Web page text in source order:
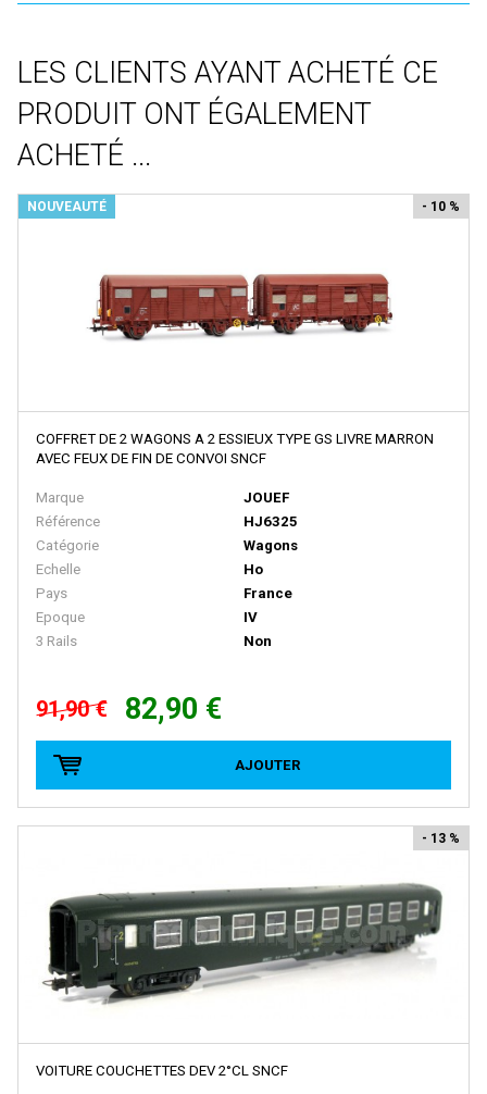
Wagons
AS
Atelier Debelleyme
ATHEARN
ATLAS
AZAR MODELS
BACHMANN
BALLAN
BASSETT LOWKE
BEMO
BERLINPLAST
BLMA
BLUFORD SHOPS
B MODELS
BOS-MODELS
BRAMOS
BRANCHLINE TRAINS
BRAWA
BROADWAY LIMITED IMPORT
LES CLIENTS AYANT ACHETÉ CE
PRODUIT ONT ÉGALEMENT
ACHETÉ ...
NOUVEAUTÉ
COFFRET DE 2 WAGONS A 2 ESSIEUX TYPE GS LIVRE MARRON
AVEC FEUX DE FIN DE CONVOI SNCF
Marque
JOUEF
Référence
HJ6325
Catégorie
Wagons
Echelle
Ho
Pays
France
Epoque
IV
3 Rails
Non
- 10 %
91,90 € 82,90 €
AJOUTER
VOITURE COUCHETTES DEV 2°CL SNCF
- 13 %